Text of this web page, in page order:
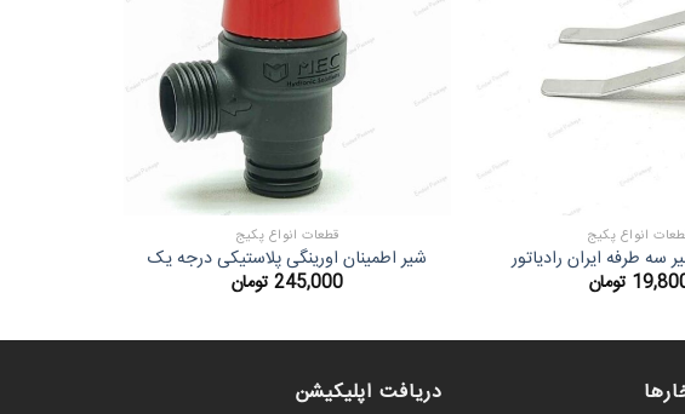
انواع پکیج
سه طرفه ایران رادیاتور
تومان
قطعات انواع پکیج
شیر اطمینان اورینگی پلاستیکی درجه یک
245,000 تومان
دریافت اپلیکیشن